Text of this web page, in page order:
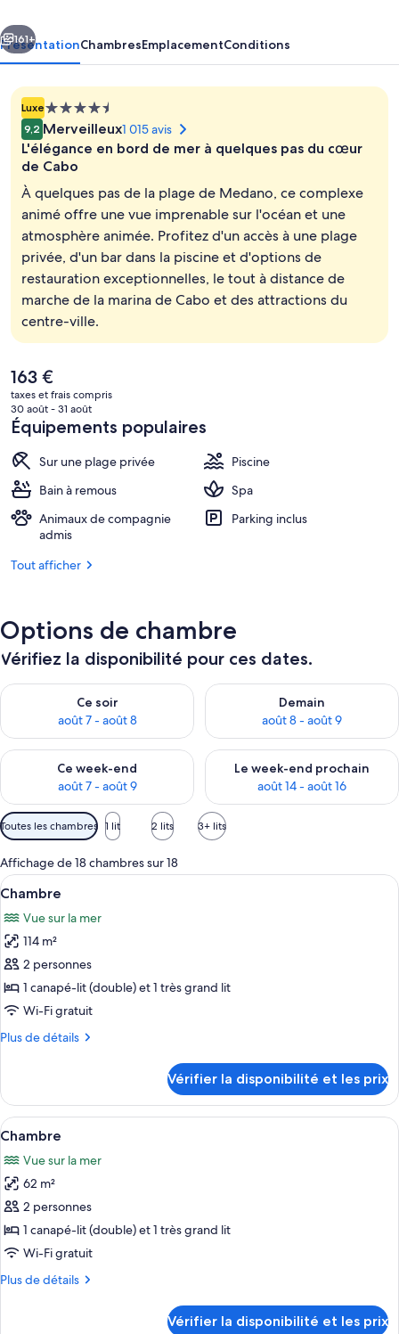
Resort
&
Spa
Terrasse/Patio
Suivant
161+
PrésentationChambresEmplacementConditions
LuxeHébergement
4.5 étoiles
9,2 Merveilleux1 015 avis
L'élégance en bord de mer à quelques pas du cœur
de Cabo
À quelques pas de la plage de Medano, ce complexe
animé offre une vue imprenable sur l'océan et une
atmosphère animée. Profitez d'un accès à une plage
privée, d'un bar dans la piscine et d'options de
restauration exceptionnelles, le tout à distance de
marche de la marina de Cabo et des attractions du
centre-ville.
Le
prix
actuel
est
de
163 €.
163 €
taxes et frais compris
30 août - 31 août
Équipements populaires
Sur une plage privée
Piscine
Bain à remous
Spa
Animaux de compagnie
admis
Parking inclus
Tout afficher
Options de chambre
Vérifiez la disponibilité pour ces dates.
Ce soir
août 7 - août 8
Vérifier la disponibilité pour ce soir août 7 - août 8
Demain
août 8 - août 9
Vérifier la disponibilité pour
Ce week-end
août 7 - août 9
Vérifier la disponibilité pour ce week-end août 7 - août 9
Le week-end prochain
août 14 - août 16
Vérifier la disponibilité pour
Filtres
disponibles
pour
les
chambres
Toutes les chambres 1 lit 2 lits 3+ lits
Affichage de 18 chambres sur 18
Afficher
toutes
les
photos
pour
ce
type
chambre :
Literie de qualité supérieure, couette
4
Chambre
Vue sur la mer
114 m²
2 personnes
1 canapé-lit (double) et 1 très grand lit
Wi-Fi gratuit
Plus de détails
Plus
le
type
de
Chambre
Vérifier la disponibilité et les prix
Afficher
toutes
les
photos
pour
ce
type
chambre :
Literie de qualité supérieure, couette
3
Chambre
Vue sur la mer
62 m²
2 personnes
1 canapé-lit (double) et 1 très grand lit
Wi-Fi gratuit
Plus de détails
Plus
Vérifier la disponibilité et les prix